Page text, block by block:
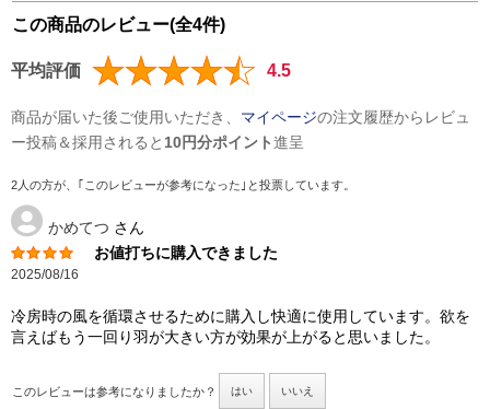
この商品のレビュー(全4件)
平均評価 4.5
商品が届いた後ご使用いただき、 マイページの注文履歴からレビュ
ー投稿＆採用されると 10円分ポイント進呈
2人の方が、｢このレビューが参考になった｣と投票しています。
かめてつ さん
お値打ちに購入できました
2025/08/16
冷房時の風を循環させるために購入し快適に使用しています。欲を
言えばもう一回り羽が大きい方が効果が上がると思いました。
このレビューは参考になりましたか？ はい いいえ